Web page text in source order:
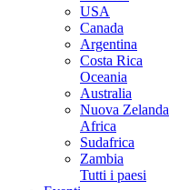
USA
Canada
Argentina
Costa Rica
Oceania
Australia
Nuova Zelanda
Africa
Sudafrica
Zambia
Tutti i paesi